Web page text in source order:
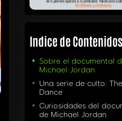
Indice de Contenidos
Sobre el documental
Michael Jordan
Una serie de culto:
Dance
Curiosidades del
de Michael Jordan